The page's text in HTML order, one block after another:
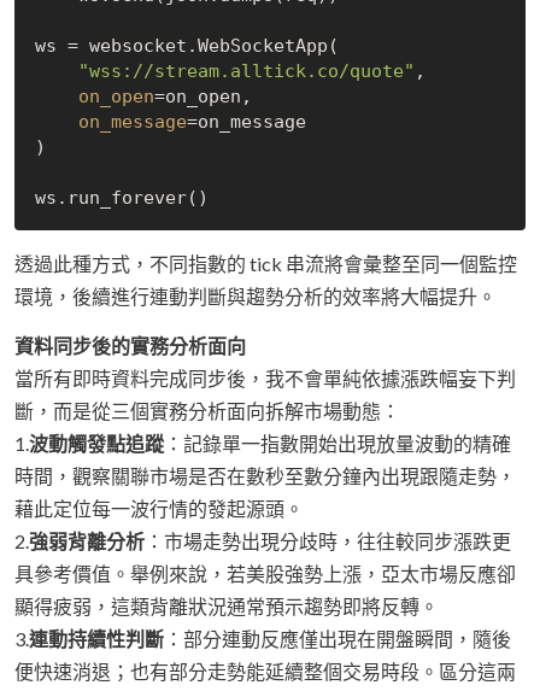
ws = websocket.WebSocketApp(
"wss://stream.alltick.co/quote" ,
on_open=on_open,
on_message=on_message
)
透過此種方式，不同指數的 tick 串流將會彙整至同一個監控
環境，後續進行連動判斷與趨勢分析的效率將大幅提升。
資料同步後的實務分析面向
當所有即時資料完成同步後，我不會單純依據漲跌幅妄下判
斷，而是從三個實務分析面向拆解市場動態：
1.波動觸發點追蹤 ：記錄單一指數開始出現放量波動的精確
時間，觀察關聯市場是否在數秒至數分鐘內出現跟隨走勢，
藉此定位每一波行情的發起源頭。
2.強弱背離分析 ：市場走勢出現分歧時，往往較同步漲跌更
具參考價值。舉例來說，若美股強勢上漲，亞太市場反應卻
顯得疲弱，這類背離狀況通常預示趨勢即將反轉。
3.連動持續性判斷 ：部分連動反應僅出現在開盤瞬間，隨後
便快速消退；也有部分走勢能延續整個交易時段。區分這兩